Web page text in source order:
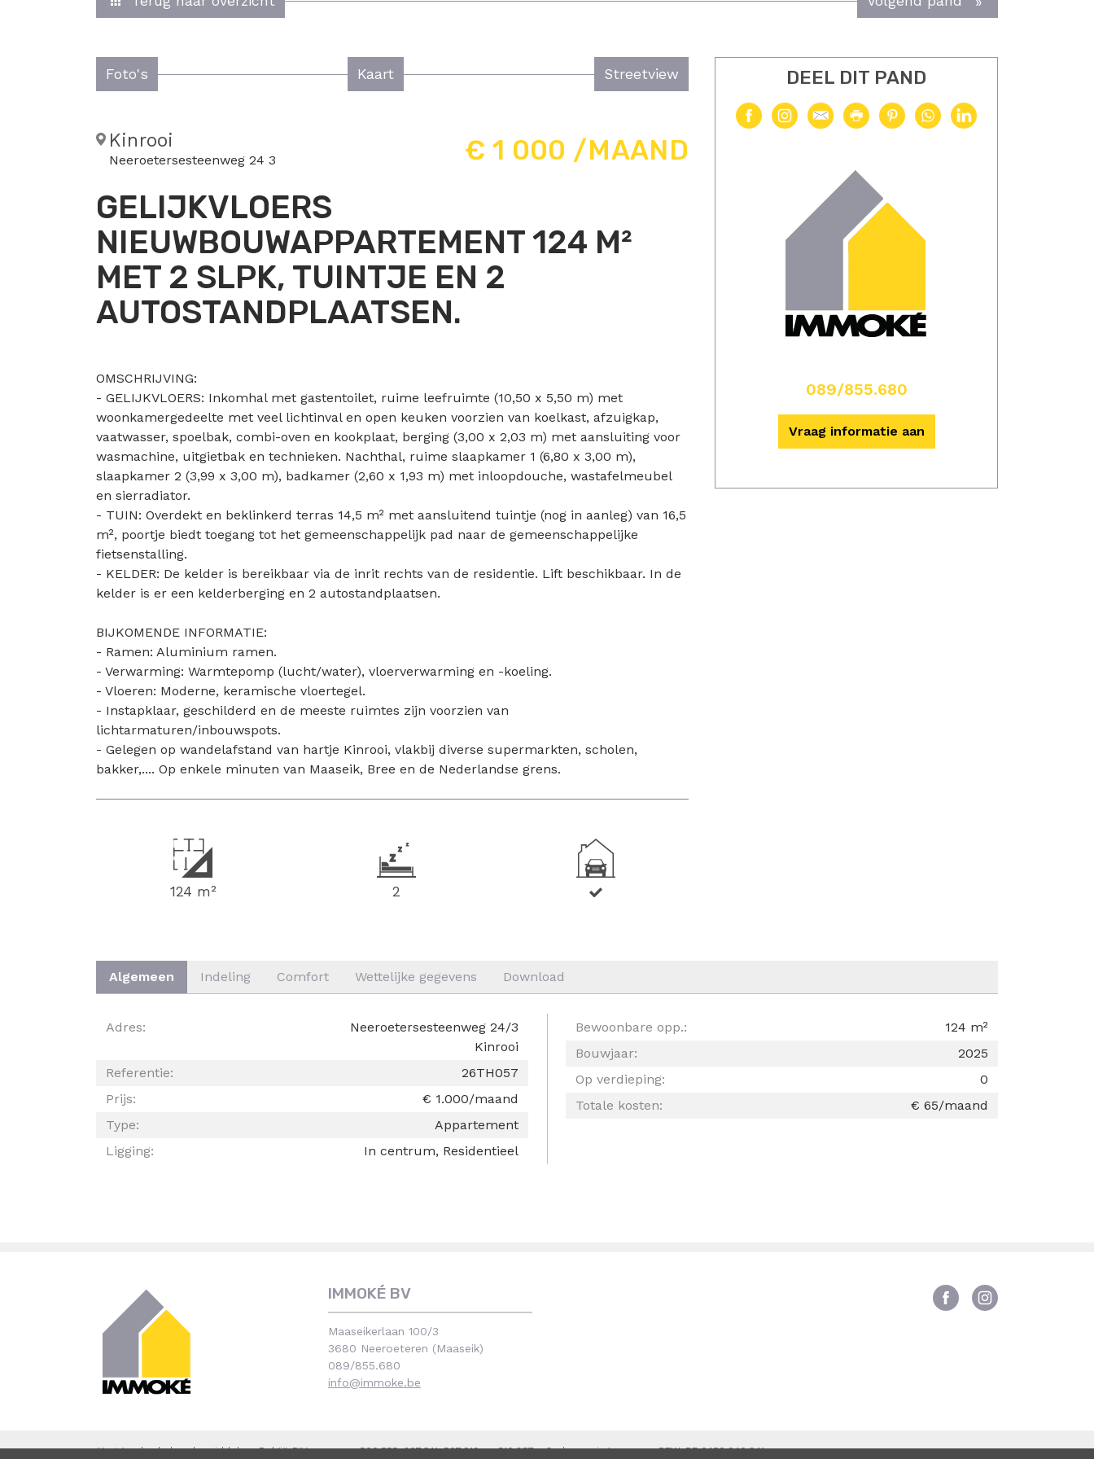
GELIJKVLOERS
NIEUWBOUWAPPARTEMENT 124 M²
MET 2 SLPK, TUINTJE EN 2
AUTOSTANDPLAATSEN.
Kinrooi
Neeroetersesteenweg 24 3 € 1 000 /MAAND
Foto's Kaart Streetview
OMSCHRIJVING:
- GELIJKVLOERS: Inkomhal met gastentoilet, ruime leefruimte (10,50 x 5,50 m) met
woonkamergedeelte met veel lichtinval en open keuken voorzien van koelkast, afzuigkap,
vaatwasser, spoelbak, combi-oven en kookplaat, berging (3,00 x 2,03 m) met aansluiting voor
wasmachine, uitgietbak en technieken. Nachthal, ruime slaapkamer 1 (6,80 x 3,00 m),
slaapkamer 2 (3,99 x 3,00 m), badkamer (2,60 x 1,93 m) met inloopdouche, wastafelmeubel
en sierradiator.
- TUIN: Overdekt en beklinkerd terras 14,5 m² met aansluitend tuintje (nog in aanleg) van 16,5
m², poortje biedt toegang tot het gemeenschappelijk pad naar de gemeenschappelijke
fietsenstalling.
- KELDER: De kelder is bereikbaar via de inrit rechts van de residentie. Lift beschikbaar. In de
kelder is er een kelderberging en 2 autostandplaatsen.
BIJKOMENDE INFORMATIE:
- Ramen: Aluminium ramen.
- Verwarming: Warmtepomp (lucht/water), vloerverwarming en -koeling.
- Vloeren: Moderne, keramische vloertegel.
- Instapklaar, geschilderd en de meeste ruimtes zijn voorzien van
lichtarmaturen/inbouwspots.
- Gelegen op wandelafstand van hartje Kinrooi, vlakbij diverse supermarkten, scholen,
bakker,.... Op enkele minuten van Maaseik, Bree en de Nederlandse grens.
124 m² 2
DEEL DIT PAND
089/855.680
Vraag informatie aan
Algemeen Indeling Comfort Wettelijke gegevens Download
ALGEMEEN
Adres:
Neeroetersesteenweg 24/3
Kinrooi
Referentie:
26TH057
Prijs:
€ 1.000/maand
Type:
Appartement
Ligging:
In centrum, Residentieel
Bewoonbare opp.:
124 m²
Bouwjaar:
2025
Op verdieping:
0
Totale kosten:
€ 65/maand
IMMOKÉ BV
Maaseikerlaan 100/3
3680 Neeroeteren (Maaseik)
089/855.680
info@immoke.be
Vastgoedmakelaar-bemiddelaar België BIV nummers 500.555, 207.341, 507.910 en 510.857 - Ondernemingsnummer BTW-BE 0459.940.841